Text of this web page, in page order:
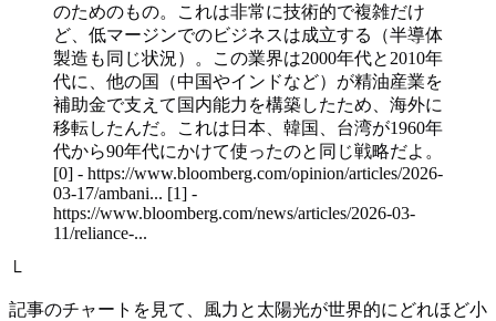
のためのもの。これは非常に技術的で複雑だけ
ど、低マージンでのビジネスは成立する（半導体
製造も同じ状況）。この業界は2000年代と2010年
代に、他の国（中国やインドなど）が精油産業を
補助金で支えて国内能力を構築したため、海外に
移転したんだ。これは日本、韓国、台湾が1960年
代から90年代にかけて使ったのと同じ戦略だよ。
[0] - https://www.bloomberg.com/opinion/articles/2026-
03-17/ambani... [1] -
https://www.bloomberg.com/news/articles/2026-03-
11/reliance-...
└
記事のチャートを見て、風力と太陽光が世界的にどれほど小